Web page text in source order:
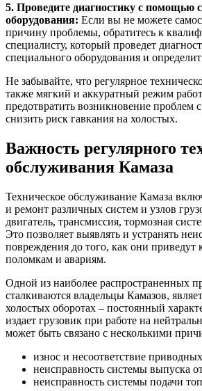
5. Проведите диагностику с помощью
оборудования: Если вы не можете
причину проблемы, обратитесь к
специалисту, который проведет
специального оборудования и
Не забывайте, что регулярное
также мягкий и аккуратный режим
предотвратить возникновение проблем
снизить риск гавкания на холостых.
Важность регулярного
обслуживания Камаза
Техническое обслуживание Камаза
и ремонт различных систем и узлов
двигатель, трансмиссия, тормозная
Это позволяет выявлять и устранять
повреждения до того, как они приведут
поломкам и авариям.
Одной из наиболее распространенных
сталкиваются владельцы Камазов,
холостых оборотах – постоянный
издает грузовик при работе на
может быть связано с несколькими
износ и несоответствие
неисправность системы выпуска
неисправность системы подачи